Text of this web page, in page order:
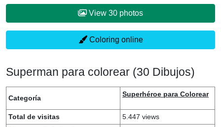
View 30 photos
Coloring online
Superman para colorear (30 Dibujos)
Categoría Superhéroe para Colorear
Total de visitas
5.447 views